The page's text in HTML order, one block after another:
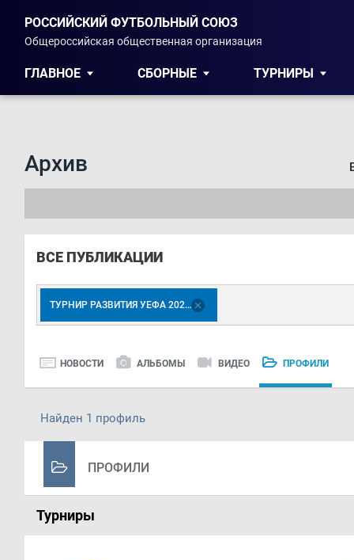
РОССИЙСКИЙ ФУТБОЛЬНЫЙ СОЮЗ
Общероссийская общественная организация
ГЛАВНОЕ СБОРНЫЕ ТУРНИРЫ
Архив
ВСЕ ПУБЛИКАЦИИ
ТУРНИР РАЗВИТИЯ УЕФА 2023. ДЕВУШКИ U-17
НОВОСТИ АЛЬБОМЫ ВИДЕО ПРОФИЛИ
Найден 1 профиль
ПРОФИЛИ
Турниры